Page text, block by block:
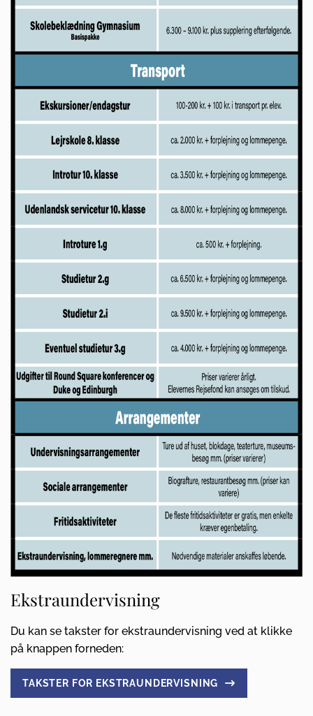
Ekstraundervisning
Du kan se takster for ekstraundervisning ved at klikke
på knappen forneden:
TAKSTER FOR EKSTRAUNDERVISNING